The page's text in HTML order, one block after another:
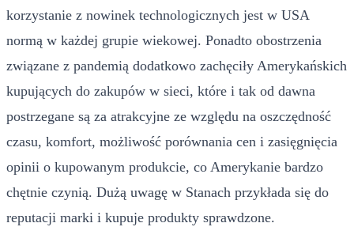
korzystanie z nowinek technologicznych jest w USA
normą w każdej grupie wiekowej. Ponadto obostrzenia
związane z pandemią dodatkowo zachęciły Amerykańskich
kupujących do zakupów w sieci, które i tak od dawna
postrzegane są za atrakcyjne ze względu na oszczędność
czasu, komfort, możliwość porównania cen i zasięgnięcia
opinii o kupowanym produkcie, co Amerykanie bardzo
chętnie czynią. Dużą uwagę w Stanach przykłada się do
reputacji marki i kupuje produkty sprawdzone.